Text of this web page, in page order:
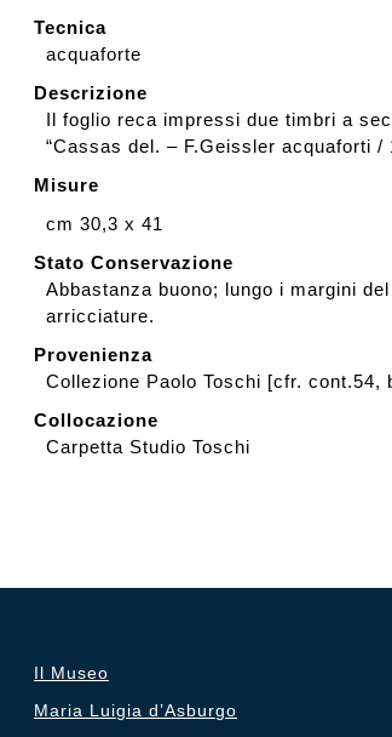
Tecnica
acquaforte
Descrizione
Il foglio reca impressi due timbri a
“Cassas del. – F.Geissler acquaforti /
Misure
cm 30,3 x 41
Stato Conservazione
Abbastanza buono; lungo i margini
arricciature.
Provenienza
Collezione Paolo Toschi [cfr. cont.54,
Collocazione
Carpetta Studio Toschi
Il Museo
Maria Luigia d’Asburgo